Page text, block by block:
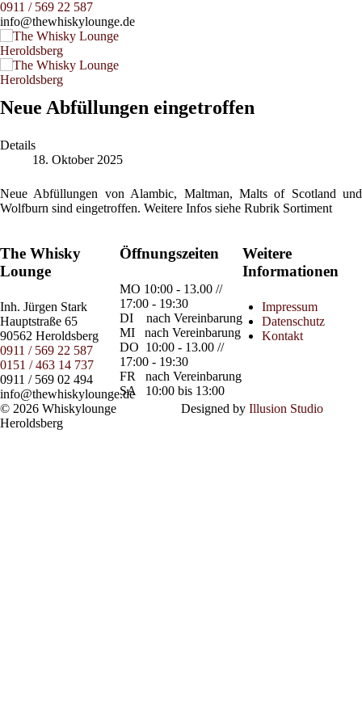
0911 / 569 22 587
info@thewhiskylounge.de
Neue Abfüllungen eingetroffen
Details
18. Oktober 2025
Neue Abfüllungen von Alambic, Maltman, Malts of Scotland und
Wolfburn sind eingetroffen. Weitere Infos siehe Rubrik Sortiment
The Whisky
Lounge
Inh. Jürgen Stark
Hauptstraße 65
90562 Heroldsberg
0911 / 569 22 587
0151 / 463 14 737
0911 / 569 02 494
info@thewhiskylounge.de
Öffnungszeiten
MO 10:00 - 13.00 //
17:00 - 19:30
DI
nach Vereinbarung
MI
nach Vereinbarung
DO 10:00 - 13.00 //
17:00 - 19:30
FR
nach Vereinbarung
SA
10:00 bis 13:00
Weitere
Informationen
Impressum
Datenschutz
Kontakt
© 2026 Whiskylounge
Heroldsberg
Designed by Illusion Studio